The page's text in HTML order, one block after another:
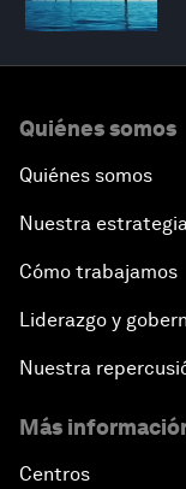
Quiénes somos
Quiénes somos
Nuestra
Cómo trabajamos
Liderazgo y
Nuestra
Más
Centros